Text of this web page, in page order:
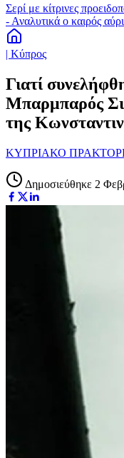
Σερί με κίτρινες
- Αναλυτικά ο καιρός
| Κύπρος
Γιατί
Μπαρμπαρός
της
ΚΥΠΡΙΑΚΟ
Δημοσιεύθηκε 2